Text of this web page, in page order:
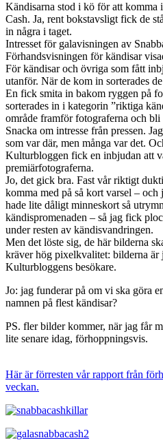
Kändisarna stod i kö för att komma
Cash. Ja, rent bokstavsligt fick de
in några i taget.
Intresset för galavisningen av
Förhandsvisningen för kändisar
För kändisar och övriga som fått
utanför. När de kom in sorterades
En fick smita in bakom ryggen på
sorterades in i kategorin ”riktiga
område framför fotograferna och bli
Snacka om intresse från pressen.
som var där, men många var det.
Kulturbloggen fick en inbjudan att
premiärfotograferna.
Jo, det gick bra. Fast vår riktigt
komma med på så kort varsel – och
hade lite dåligt minneskort så
kändispromenaden – så jag fick
under resten av kändisvandringen.
Men det löste sig, de här bilderna
kräver hög pixelkvalitet: bilderna är
Kulturbloggens besökare.
Jo: jag funderar på om vi ska göra
namnen på flest kändisar?
PS. fler bilder kommer, när jag får
lite senare idag, förhoppningsvis.
Här är förresten vår rapport från
veckan.